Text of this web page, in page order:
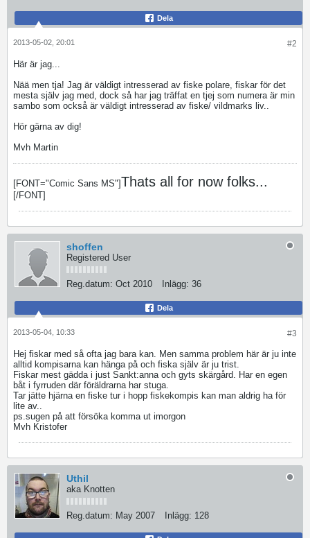
Dela
#2
2013-05-02, 20:01
Här är jag...
Nää men tja! Jag är väldigt intresserad av fiske polare, fiskar för det
mesta själv jag med, dock så har jag träffat en tjej som numera är min
sambo som också är väldigt intresserad av fiske/ vildmarks liv..
Hör gärna av dig!
Mvh Martin
[FONT="Comic Sans MS"]Thats all for now folks...
[/FONT]
shoffen
Registered User
Reg.datum: Oct 2010 Inlägg: 36
Dela
#3
2013-05-04, 10:33
Hej fiskar med så ofta jag bara kan. Men samma problem här är ju inte
alltid kompisarna kan hänga på och fiska själv är ju trist.
Fiskar mest gädda i just Sankt:anna och gyts skärgård. Har en egen
båt i fyrruden där föräldrarna har stuga.
Tar jätte hjärna en fiske tur i hopp fiskekompis kan man aldrig ha för
lite av..
ps.sugen på att försöka komma ut imorgon
Mvh Kristofer
Uthil
aka Knotten
Reg.datum: May 2007 Inlägg: 128